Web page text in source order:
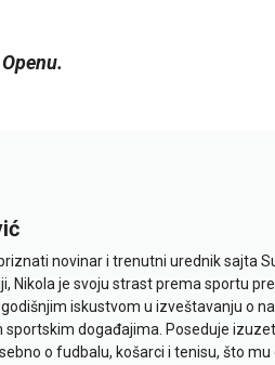
novinar i trenutni urednik sajta
Nikola je svoju strast prema sportu
iskustvom u izveštavanju o
sportskim događajima. Poseduje
o fudbalu, košarci i tenisu, što